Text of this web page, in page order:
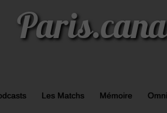
Les Matchs Mémoire